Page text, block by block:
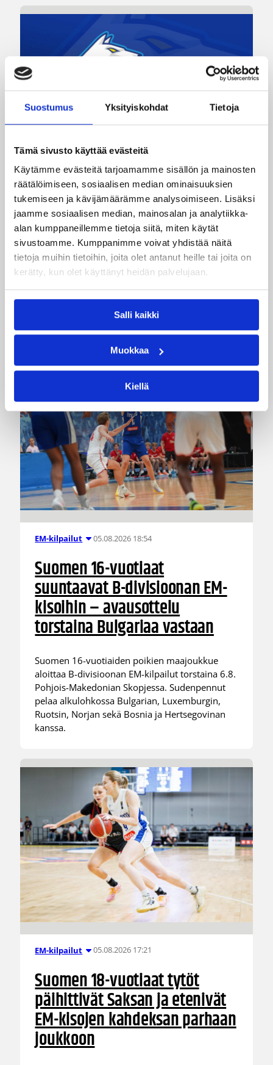
Suostumus Yksityiskohdat Tietoja
Tämä sivusto käyttää evästeitä
Käytämme evästeitä tarjoamamme sisällön ja mainosten
räätälöimiseen, sosiaalisen median ominaisuuksien
tukemiseen ja kävijämäärämme analysoimiseen. Lisäksi
jaamme sosiaalisen median, mainosalan ja analytiikka-
alan kumppaneillemme tietoja siitä, miten käytät
sivustoamme. Kumppanimme voivat yhdistää näitä
tietoja muihin tietoihin, joita olet antanut heille tai joita on
kerätty, kun olet käyttänyt heidän palvelujaan.
Salli kaikki
Muokkaa
Kiellä
Nuorten PM-kilpailut
Suomen 15-vuotiaat tytöt
voittivat Islannin Nordic Open -
turnauksen toisessa ottelussa
Suomen 15-vuotiaiden tyttöjen maajoukkue
jatkoi voittokulkuaan Lohjalla pelattavassa
Nordic Open -turnauksessa kaatamalla Islannin
vakuuttavasti 70–47. Sudenpennut kohtaa
huomenna turnauksen päätösottelussa Latvian
klo 15.
EM-kilpailut 05.08.2026 18:54
Suomen 16-vuotiaat
suuntaavat B-divisioonan EM-
kisoihin – avausottelu
torstaina Bulgariaa vastaan
Suomen 16-vuotiaiden poikien maajoukkue
aloittaa B-divisioonan EM-kilpailut torstaina 6.8.
Pohjois-Makedonian Skopjessa. Sudenpennut
pelaa alkulohkossa Bulgarian, Luxemburgin,
Ruotsin, Norjan sekä Bosnia ja Hertsegovinan
kanssa.
EM-kilpailut 05.08.2026 17:21
Suomen 18-vuotiaat tytöt
päihittivät Saksan ja etenivät
EM-kisojen kahdeksan parhaan
joukkoon